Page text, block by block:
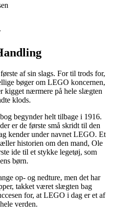
af sin slags. For til trods for,
bøger om LEGO koncernen,
kigget nærmere på hele slægten
klods.
begynder helt tilbage i 1916.
er de første små skridt til den
kender under navnet LEGO. Et
historien om den mand, Ole
ide til et stykke legetøj, som
børn.
op- og nedture, men det har
takket været slægten bag
for, at LEGO i dag er et af
verden.